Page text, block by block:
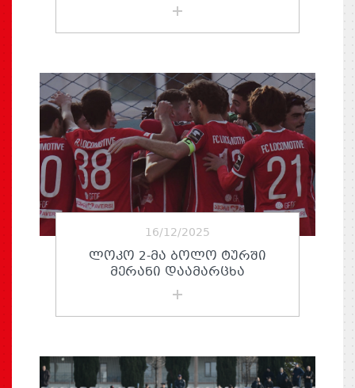
16/12/2025
ᲚᲝᲙᲝ 2-ᲛᲐ ᲑᲝᲚᲝ ᲢᲣᲠᲨᲘ
ᲛᲔᲠᲐᲜᲘ ᲓᲐᲐᲛᲐᲠᲪᲮᲐ